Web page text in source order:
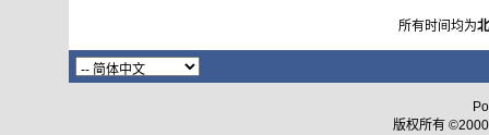
所有时间均为
版权所有